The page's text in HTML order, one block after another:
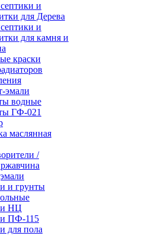
и
для Дерева
и
для камня и
краски
эмали
водные
ГФ-021
маслянная
/
и грунты
НЦ
ПФ-115
для пола